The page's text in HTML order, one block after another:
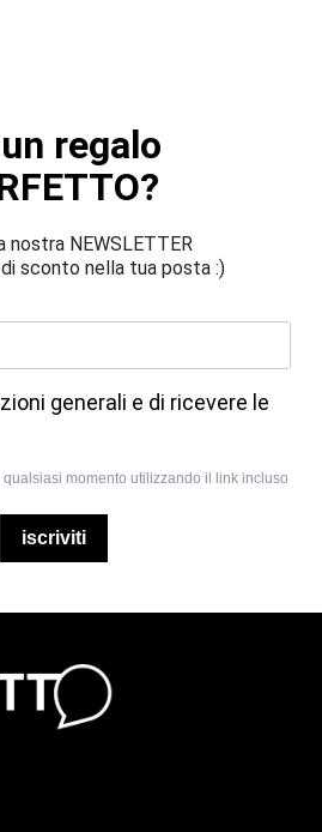
regalo
nostra NEWSLETTER
sconto nella tua posta :)
generali e di ricevere le
momento utilizzando il link incluso
iscriviti